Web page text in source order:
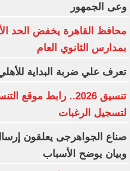
وعى الجمهور
محافظ القاهرة يخفض الحد
بمدارس الثانوي العام
تعرف علي ضربة البداية
تنسيق 2026.. رابط موقع
لتسجيل الرغبات
صناع الجواهرجى يعلقون
وبيان يوضح الأسباب